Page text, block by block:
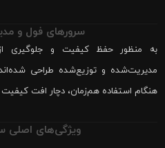
سرورهای فول و
به منظور حفظ کیفیت و جلوگیری
مدیریت‌شده و توزیع‌شده طراحی
هنگام استفاده هم‌زمان، دچار افت کیفیت
ویژگی‌های اصلی